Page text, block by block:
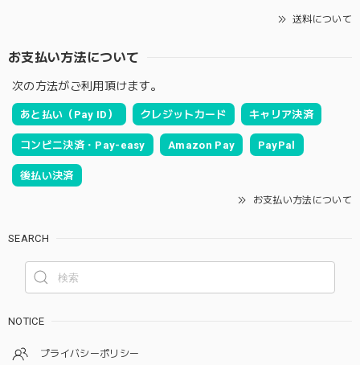
送料について
お支払い方法について
次の方法がご利用頂けます。
あと払い（Pay ID） クレジットカード キャリア決済
コンビニ決済・Pay-easy Amazon Pay PayPal
後払い決済
お支払い方法について
SEARCH
NOTICE
プライバシーポリシー